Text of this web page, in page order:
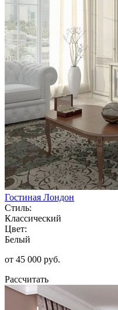
Гостиная Лондон
Стиль:
Классический
Цвет:
Белый
от 45 000 руб.
Рассчитать